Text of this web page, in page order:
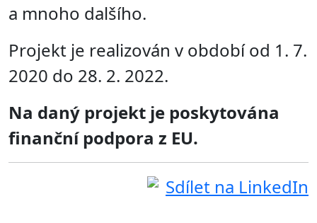
a mnoho dalšího.
Projekt je realizován v období od 1. 7.
2020 do 28. 2. 2022.
Na daný projekt je poskytována
finanční podpora z EU.
Sdílet na LinkedIn